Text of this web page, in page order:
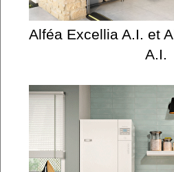
Alféa Excellia A.I. et
A.I.